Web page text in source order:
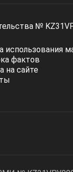
№
использования
фактов
на сайте